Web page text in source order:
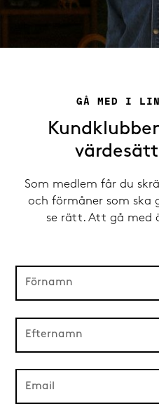
GÅ MED I
Som medlem får du
och förmåner som
se rätt. Att gå med